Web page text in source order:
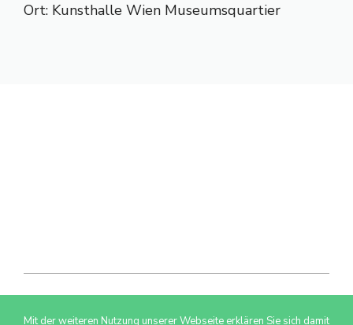
Ort: Kunsthalle Wien Museumsquartier
Mit der weiteren Nutzung unserer Webseite erklären Sie sich damit